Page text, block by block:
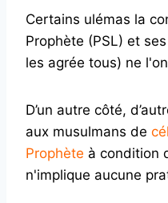
Certains ulémas la
Prophète (PSL) et
les agrée tous) ne
D’un autre côté,
aux musulmans de
Prophète à condition
n'implique aucune